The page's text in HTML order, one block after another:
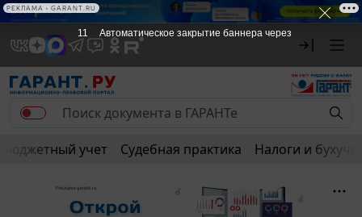
Бюджетный учет Судебная практика Налоги и
10 Автоматическое закрытие баннера через
РЕКЛАМА • GARANT.RU